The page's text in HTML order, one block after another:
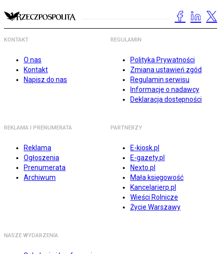
KONTAKT
O nas
Kontakt
Napisz do nas
REGULAMIN
Polityka Prywatności
Zmiana ustawień zgód
Regulamin serwisu
Informacje o nadawcy
Deklaracja dostępności
REKLAMA I PRENUMERATA
Reklama
Ogłoszenia
Prenumerata
Archiwum
PARTNERZY
E-kiosk.pl
E-gazety.pl
Nexto.pl
Mała księgowość
Kancelarierp.pl
Wieści Rolnicze
Życie Warszawy
NASZE WYDARZENIA